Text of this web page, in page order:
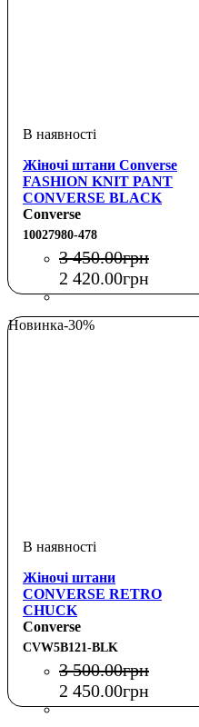
Жіночі штани Converse
FASHION KNIT PANT
CONVERSE BLACK
Converse
10027980-478
3 450.00грн
2 420.00грн
Новинка-30%
Жіночі штани
CONVERSE RETRO
CHUCK
Converse
CVW5B121-BLK
3 500.00грн
2 450.00грн